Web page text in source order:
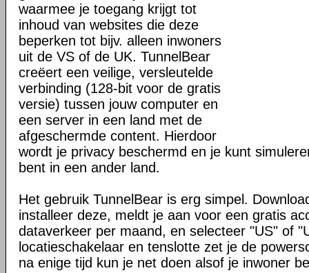
waarmee je toegang krijgt tot
inhoud van websites die deze
beperken tot bijv. alleen inwoners
uit de VS of de UK. TunnelBear
creëert een veilige, versleutelde
verbinding (128-bit voor de gratis
versie) tussen jouw computer en
een server in een land met de
afgeschermde content. Hierdoor
wordt je privacy beschermd en je kunt
bent in een ander land.
Het gebruik TunnelBear is erg simpel.
installeer deze, meldt je aan voor een gratis
dataverkeer per maand, en selecteer "US" of
locatieschakelaar en tenslotte zet je de
na enige tijd kun je net doen alsof je inwoner